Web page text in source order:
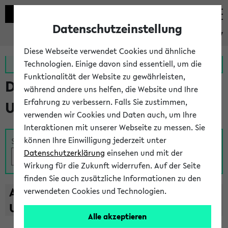
eKVV
Zur MeineUni App Zum MeineUni Portal
Das Lehrangebot der
Universität Bielefeld
Suche
A B C D E F G H I J K L M N O
U
V W X Y
Z
Datenschutzeinstellung
Diese Webseite verwendet Cookies und ähnliche
Technologien. Einige davon sind essentiell, um die
Funktionalität der Website zu gewährleisten,
während andere uns helfen, die Website und Ihre
Erfahrung zu verbessern. Falls Sie zustimmen,
verwenden wir Cookies und Daten auch, um Ihre
Interaktionen mit unserer Webseite zu messen. Sie
können Ihre Einwilligung jederzeit unter
Datenschutzerklärung einsehen und mit der
Wirkung für die Zukunft widerrufen. Auf der Seite
finden Sie auch zusätzliche Informationen zu den
verwendeten Cookies und Technologien.
Alle akzeptieren